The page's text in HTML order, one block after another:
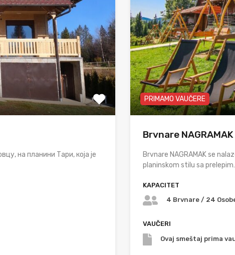
на планини Тари, која је
PRIMAMO VAUČERE
Brvnare NAGRAMAK
Brvnare NAGRAMAK se
planinskom stilu sa
KAPACITET
4 Brvnare / 24
VAUČERI
Ovaj smeštaj prima